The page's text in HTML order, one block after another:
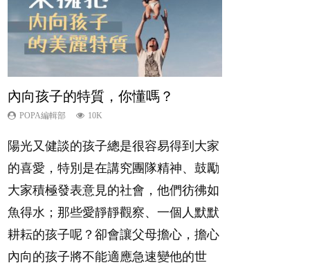
內向孩子的特質，你懂嗎？
POPA編輯部 10K
陽光又健談的孩子總是很容易得到大家
的喜愛，特別是在講究團隊精神、鼓勵
大家積極發表意見的社會，他們彷彿如
魚得水；那些愛靜靜觀察、一個人默默
耕耘的孩子呢？卻會讓父母擔心，擔心
內向的孩子將不能適應急速變他的世
愛孩子也別忘了愛自己，父母如何
關顧自己的身心靈？
照顧孩子衣食住行、陪同兒女應對功課
測驗，還要陪玩製造親子時間，尚要處
理家中雜項要務……當父母的，有千百
個任務要做。可惜，有一樣重要至極
的，總被遺漏——關注自己的情緒和心
夫妻必看！經營婚姻，沒捷徑
POPA編輯部 22.9K
你是不是也曾經以為只要跟相愛的人結
婚，就自然能走到白頭，但生了孩子卻
發現事情不如你所料？ 經營婚姻，不
如我們想像的簡單，卻也不是大家說得
那麼難。一起來認識婚姻的真相！...
新手父母不用怕
POPA編輯部 16.3K
相信許多人初為人父母，由懷孕開始到
孩子呱呱落地，心中都有數之不盡的問
題～這裡一次過集合我們以往製作過的
相關短片。 這段路讓我們跟你同行～...
想孩子學好外語，點做好？
POPA編輯部 9.9K
有人話學多種語言越早開始越好，有人
卻說一時間太多語言，會令孩子感到混
淆，到底誰是誰非？聽聽專家怎樣說，
解開語言學習的迷思～...